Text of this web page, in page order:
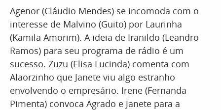
Agenor (Cláudio Mendes) se incomoda com o
interesse de Malvino (Guito) por Laurinha
(Kamila Amorim). A ideia de Iranildo (Leandro
Ramos) para seu programa de rádio é um
sucesso. Zuzu (Elisa Lucinda) comenta com
Alaorzinho que Janete viu algo estranho
envolvendo o empresário. Irene (Fernanda
Pimenta) convoca Agrado e Janete para a